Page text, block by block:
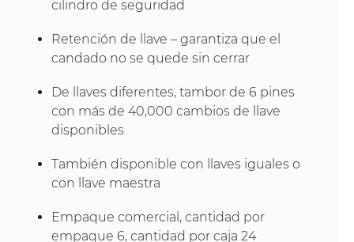
cilindro de seguridad
Retención de llave – garantiza que el
candado no se quede sin cerrar
De llaves diferentes, tambor de 6 pines
con más de 40,000 cambios de llave
disponibles
También disponible con llaves iguales o
con llave maestra
Empaque comercial, cantidad por
empaque 6, cantidad por caja 24